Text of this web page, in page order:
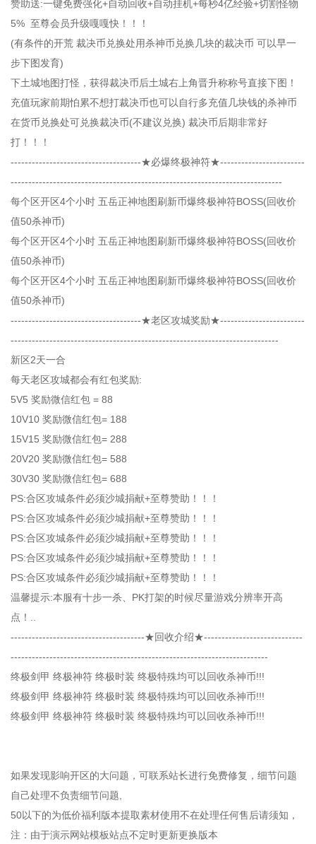
赞助送:一键免费强化+自动回收+自动挂机+每秒4亿经验+切割怪物
5% 至尊会员升级嘎嘎快！！！
(有条件的开荒 裁决币兑换处用杀神币兑换几块的裁决币 可以早一
步下图发育)
下土城地图打怪，获得裁决币后土城右上角晋升称称号直接下图！
充值玩家前期怕累不想打裁决币也可以自行多充值几块钱的杀神币
在货币兑换处可兑换裁决币(不建议兑换) 裁决币后期非常好
打！！！
-------------------------------------★必爆终极神符★------------------------
-----------------------------------------------------------------------------
每个区开区4个小时 五岳正神地图刷新币爆终极神符BOSS(回收价
值50杀神币)
每个区开区4个小时 五岳正神地图刷新币爆终极神符BOSS(回收价
值50杀神币)
每个区开区4个小时 五岳正神地图刷新币爆终极神符BOSS(回收价
值50杀神币)
-------------------------------------★老区攻城奖励★------------------------
----------------------------------------------------------------------------
新区2天一合
每天老区攻城都会有红包奖励:
5V5 奖励微信红包 = 88
10V10 奖励微信红包= 188
15V15 奖励微信红包= 288
20V20 奖励微信红包= 588
30V30 奖励微信红包= 688
PS:合区攻城条件必须沙城捐献+至尊赞助！！！
PS:合区攻城条件必须沙城捐献+至尊赞助！！！
PS:合区攻城条件必须沙城捐献+至尊赞助！！！
PS:合区攻城条件必须沙城捐献+至尊赞助！！！
PS:合区攻城条件必须沙城捐献+至尊赞助！！！
温馨提示:本服有十步一杀、PK打架的时候尽量游戏分辨率开高
点！..
--------------------------------------★回收介绍★----------------------------
-------------------------------------------------------------------------
终极剑甲 终极神符 终极时装 终极特殊均可以回收杀神币!!!
终极剑甲 终极神符 终极时装 终极特殊均可以回收杀神币!!!
终极剑甲 终极神符 终极时装 终极特殊均可以回收杀神币!!!
如果发现影响开区的大问题，可联系站长进行免费修复，细节问题
自己处理不负责细节问题,
50以下的为低价福利版本提取素材使用不在处理任何售后请须知，
注：由于演示网站模板站点不定时更新更换版本